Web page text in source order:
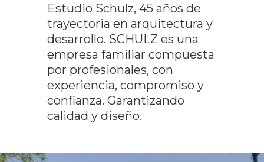
Estudio Schulz, 45 años de
trayectoria en arquitectura y
desarrollo. SCHULZ es una
empresa familiar compuesta
por profesionales, con
experiencia, compromiso y
confianza. Garantizando
calidad y diseño.